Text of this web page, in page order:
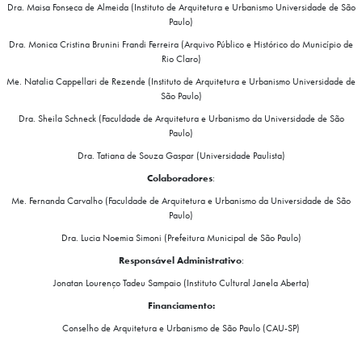
Dra. Maisa Fonseca de Almeida (Instituto de Arquitetura e Urbanismo Universidade de São
Paulo)
Dra. Monica Cristina Brunini Frandi Ferreira (Arquivo Público e Histórico do Município de
Rio Claro)
Me. Natalia Cappellari de Rezende (Instituto de Arquitetura e Urbanismo Universidade de
São Paulo)
Dra. Sheila Schneck (Faculdade de Arquitetura e Urbanismo da Universidade de São
Paulo)
Dra. Tatiana de Souza Gaspar (Universidade Paulista)
Colaboradores:
Me. Fernanda Carvalho (Faculdade de Arquitetura e Urbanismo da Universidade de São
Paulo)
Dra. Lucia Noemia Simoni (Prefeitura Municipal de São Paulo)
Responsável Administrativo:
Jonatan Lourenço Tadeu Sampaio (Instituto Cultural Janela Aberta)
Financiamento:
Conselho de Arquitetura e Urbanismo de São Paulo (CAU-SP)